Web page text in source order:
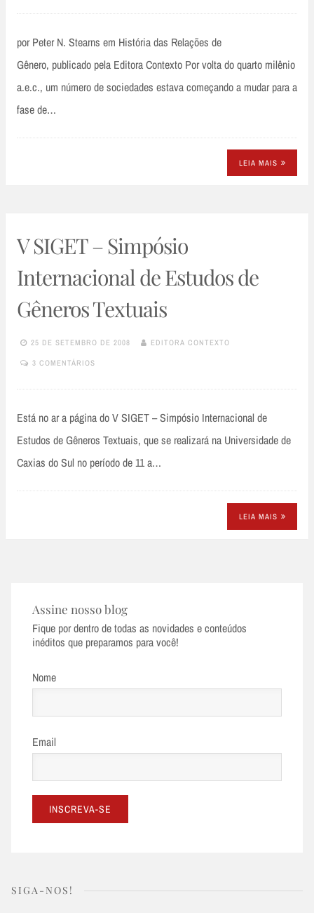
por Peter N. Stearns em História das Relações de
Gênero, publicado pela Editora Contexto Por volta do quarto milênio
a.e.c., um número de sociedades estava começando a mudar para a
fase de…
LEIA MAIS
V SIGET – Simpósio
Internacional de Estudos de
Gêneros Textuais
25 DE SETEMBRO DE 2008 EDITORA CONTEXTO
3 COMENTÁRIOS
Está no ar a página do V SIGET – Simpósio Internacional de
Estudos de Gêneros Textuais, que se realizará na Universidade de
Caxias do Sul no período de 11 a…
LEIA MAIS
Assine nosso blog
Fique por dentro de todas as novidades e conteúdos
inéditos que preparamos para você!
Nome
Email
SIGA-NOS!